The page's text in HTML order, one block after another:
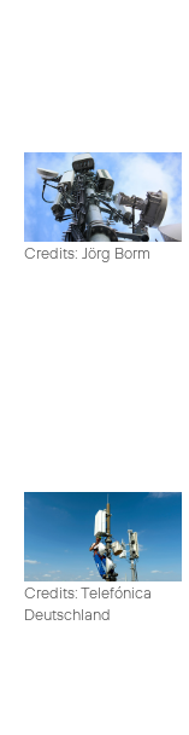
Credits: Jörg Borm
Credits: Telefónica
Deutschland